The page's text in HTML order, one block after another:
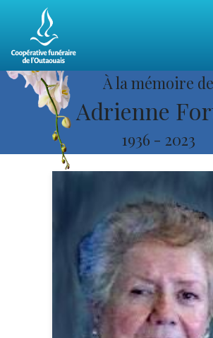
À la mémoire de
Adrienne
1936 - 2023